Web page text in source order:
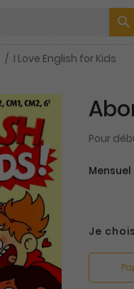
I Love English for Kids
Pour
Mensuel
Je